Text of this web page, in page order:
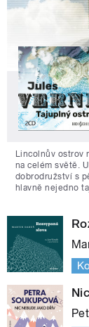
Lincolnův ostrov
na celém světě.
dobrodružství s
hlavně nejedno